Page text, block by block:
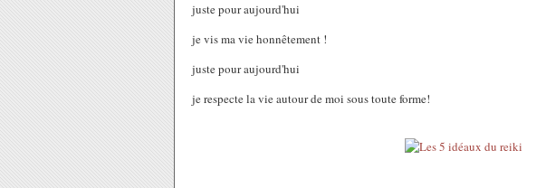
juste pour aujourd'hui
je vis ma vie honnêtement !
juste pour aujourd'hui
je respecte la vie autour de moi sous toute forme!